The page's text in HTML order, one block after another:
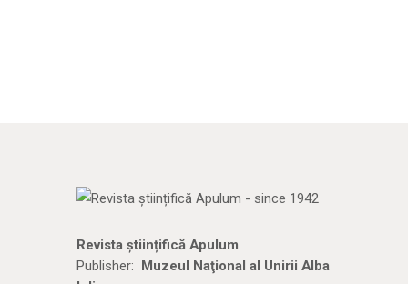
Revista științifică Apulum
Publisher: Muzeul Naţional al Unirii Alba